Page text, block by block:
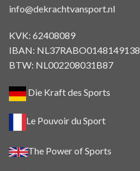
info@dekrachtvansport.nl
KVK: 62408089
IBAN: NL37RABO0148149138
BTW: NL002208031B87
Die Kraft des Sports
Le Pouvoir du Sport
The Power of Sports